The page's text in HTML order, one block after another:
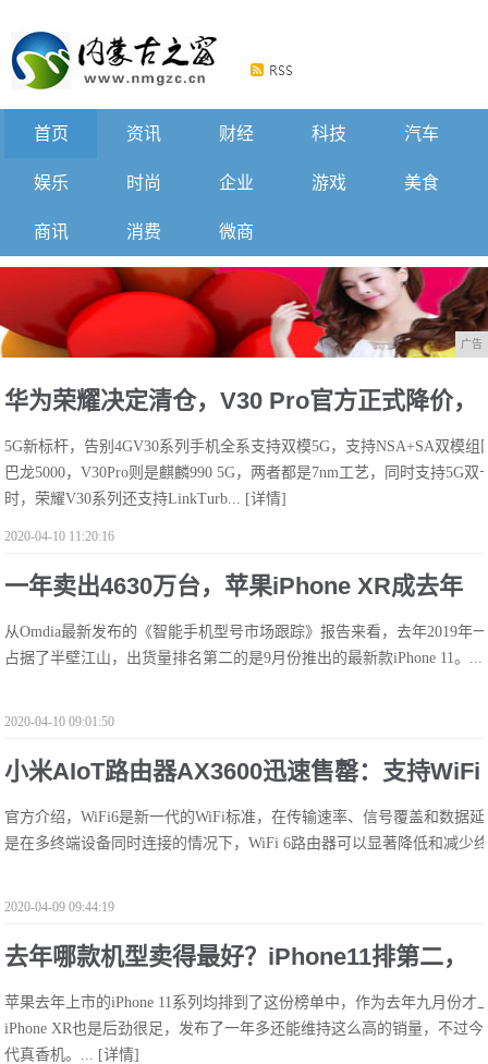
首页 资讯 财经 科技 汽车
娱乐 时尚 企业 游戏 美食
商讯 消费 微商
广告
华为荣耀决定清仓，V30 Pro官方正式降价，
用户：还是来了
5G新标杆，告别4GV30系列手机全系支持双模5G，支持NSA+SA双模
巴龙5000，V30Pro则是麒麟990 5G，两者都是7nm工艺，同时支持5G
时，荣耀V30系列还支持LinkTurb... [详情]
2020-04-10 11:20:16
一年卖出4630万台，苹果iPhone XR成去年
全球最受欢迎智能手机
从Omdia最新发布的《智能手机型号市场跟踪》报告来看，去年2019年
占据了半壁江山，出货量排名第二的是9月份推出的最新款iPhone 11。...
2020-04-10 09:01:50
小米AIoT路由器AX3600迅速售罄：支持WiFi
6 599元
官方介绍，WiFi6是新一代的WiFi标准，在传输速率、信号覆盖和数据
是在多终端设备同时连接的情况下，WiFi 6路由器可以显著降低和减少
2020-04-09 09:44:19
去年哪款机型卖得最好？iPhone11排第二，
第一名是部两年前的机型
苹果去年上市的iPhone 11系列均排到了这份榜单中，作为去年九月份
iPhone XR也是后劲很足，发布了一年多还能维持这么高的销量，不过
代真香机。... [详情]